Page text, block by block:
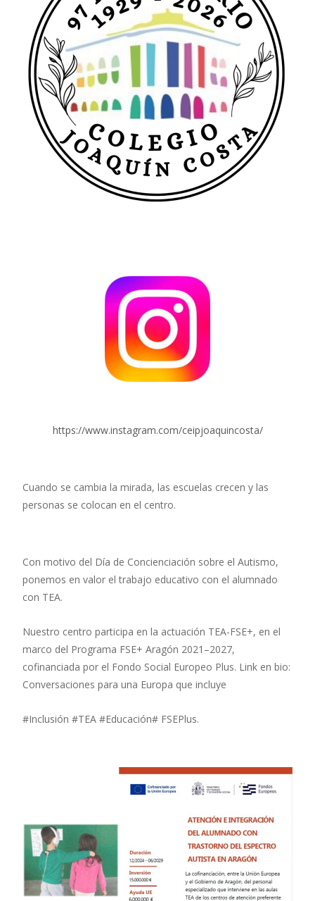
https://www.instagram.com/ceipjoaquincosta/
Cuando se cambia la mirada, las escuelas crecen y las
personas se colocan en el centro.
Con motivo del Día de Concienciación sobre el Autismo,
ponemos en valor el trabajo educativo con el alumnado
con TEA.
Nuestro centro participa en la actuación TEA-FSE+, en el
marco del Programa FSE+ Aragón 2021–2027,
cofinanciada por el Fondo Social Europeo Plus. Link en bio:
Conversaciones para una Europa que incluye
#Inclusión #TEA #Educación# FSEPlus.